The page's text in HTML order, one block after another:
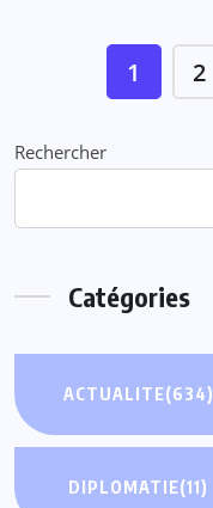
1 2
Rechercher
Catégories
ACTUALITE(634)
DIPLOMATIE(11)